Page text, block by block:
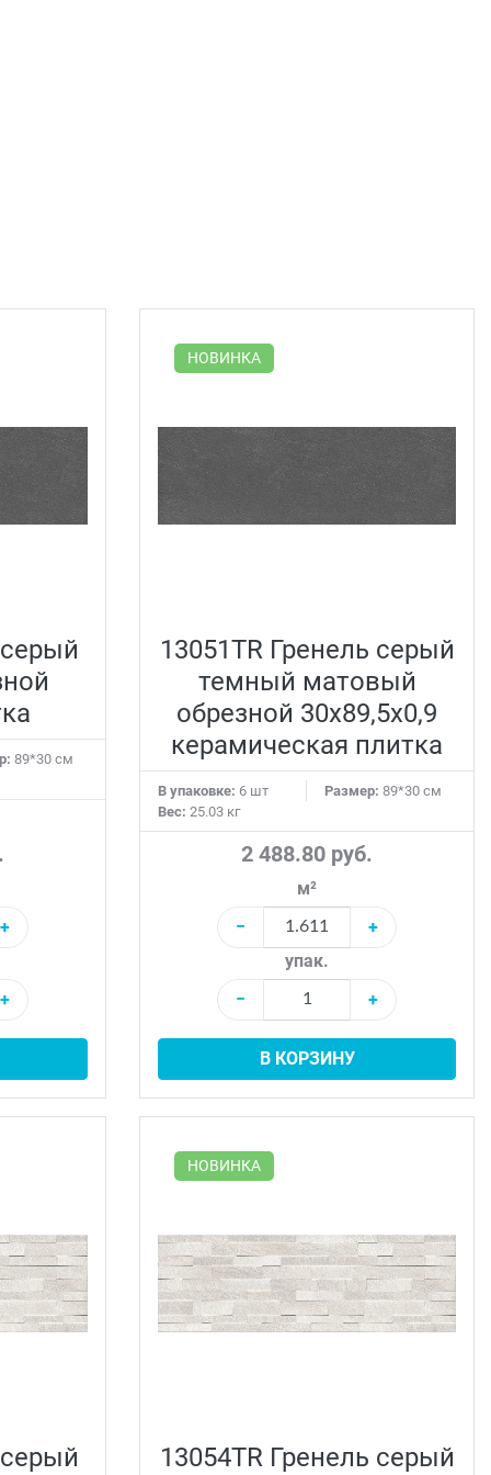
89*30 см
+
+
НОВИНКА
13051TR Гренель серый
темный матовый
обрезной 30x89,5x0,9
керамическая плитка
В упаковке: 6 шт Размер: 89*30 см
Вес: 25.03 кг
2 488.80 руб.
м²
−
+
упак.
−
+
В КОРЗИНУ
НОВИНКА
13054TR Гренель серый